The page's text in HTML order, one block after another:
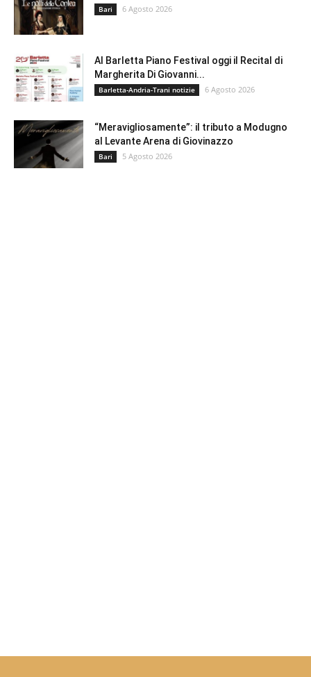
Bari 6 Agosto 2026
Al Barletta Piano Festival oggi il Recital di
Margherita Di Giovanni...
Barletta-Andria-Trani notizie 6 Agosto 2026
“Meravigliosamente”: il tributo a Modugno
al Levante Arena di Giovinazzo
Bari 5 Agosto 2026